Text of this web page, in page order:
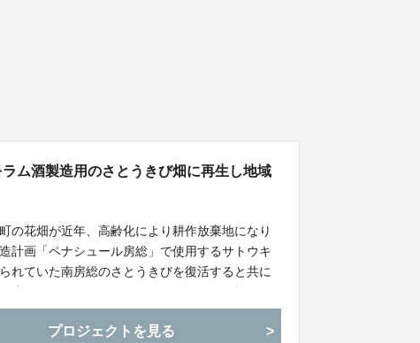
ム酒製造用のさとうきび畑に再生し地域
の花畑が近年、高齢化により耕作放棄地になり
計画「ペナシュール房総」で使用するサトウキ
れていた南房総のさとうきびを復活すると共に
バガスを広く活用し、県内の多くの事業者とコ
ンドのアイテムや観光、体験を誕生させます。
プロジェクトを見る